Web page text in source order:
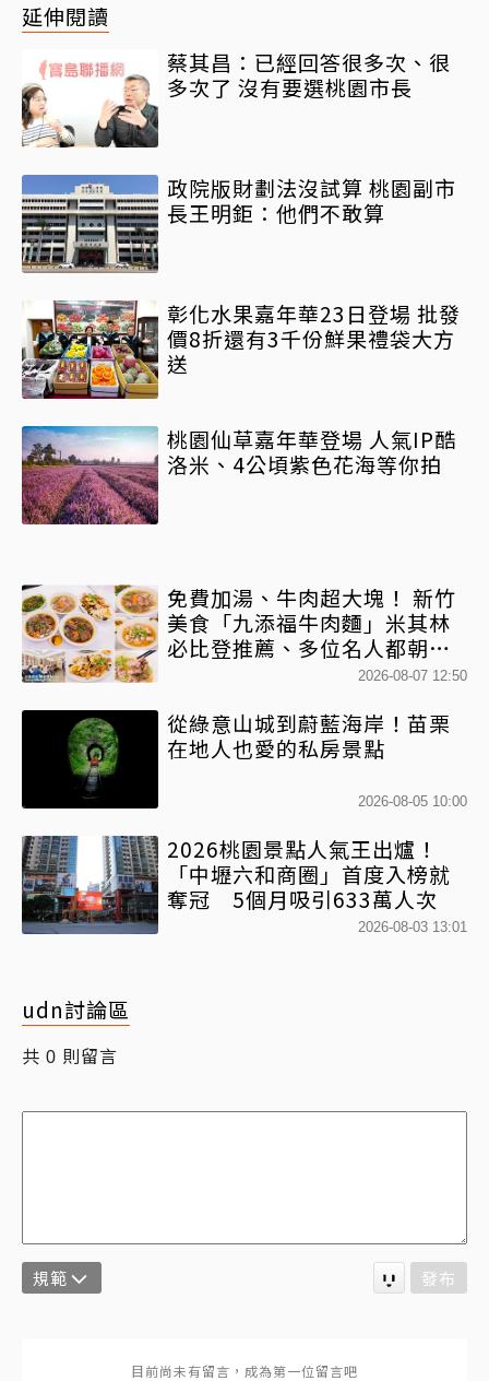
延伸閱讀
蔡其昌：已經回答很多次、很
多次了 沒有要選桃園市長
政院版財劃法沒試算 桃園副市
長王明鉅：他們不敢算
彰化水果嘉年華23日登場 批發
價8折還有3千份鮮果禮袋大方
送
桃園仙草嘉年華登場 人氣IP酷
洛米、4公頃紫色花海等你拍
免費加湯、牛肉超大塊！ 新竹
美食「九添福牛肉麵」米其林
必比登推薦、多位名人都朝聖
2026-08-07 12:50
從綠意山城到蔚藍海岸！苗栗
在地人也愛的私房景點
2026-08-05 10:00
2026桃園景點人氣王出爐！
「中壢六和商圈」首度入榜就
奪冠 5個月吸引633萬人次
2026-08-03 13:01
udn討論區
共 0 則留言
規範 發布